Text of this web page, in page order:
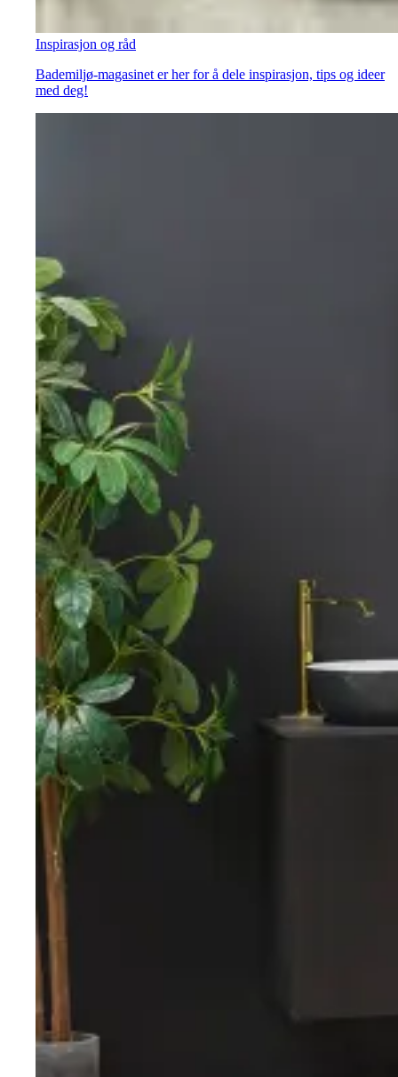
Inspirasjon og råd
Bademiljø-magasinet er her for å dele inspirasjon, tips og ideer
med deg!